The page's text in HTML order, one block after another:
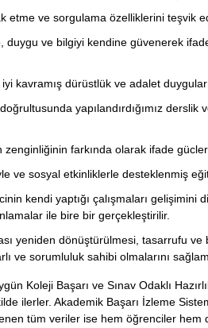
etme ve sorgulama özelliklerini teşvik
duygu ve bilgiyi kendine güvenerek
kavramış dürüstlük ve adalet
yapılandırdığımız
zenginliğinin farkında olarak ifade
ve sosyal etkinliklerle desteklenmiş
kendi yaptığı çalışmaları gelişimini
ile bire bir gerçekleştirilir.
yeniden dönüştürülmesi, tasarrufu
ve sorumluluk sahibi olmalarını
Koleji Başarı ve Sınav Odaklı
ilerler. Akademik Başarı İzleme
tüm veriler ise hem öğrenciler hem